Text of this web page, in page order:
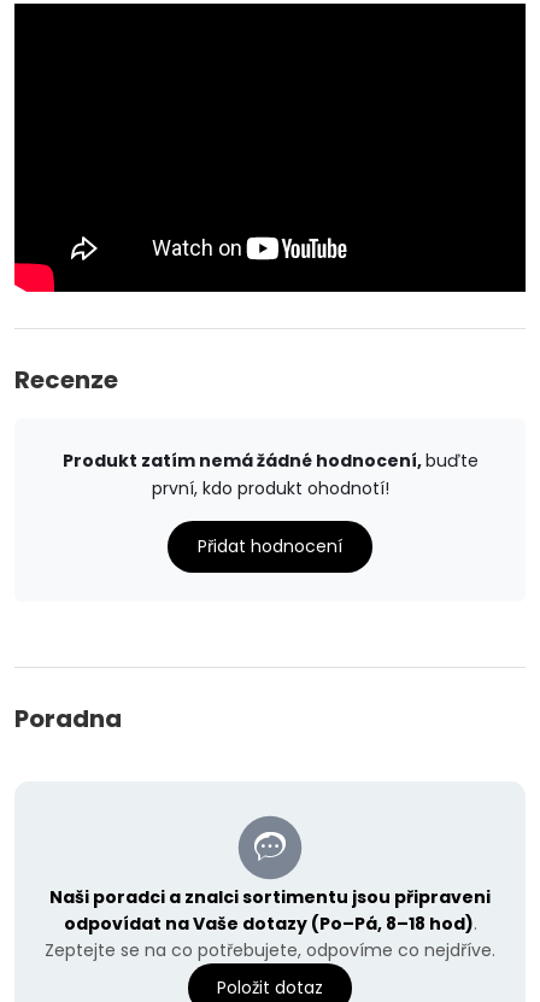
Recenze
Produkt zatím nemá žádné hodnocení,buďte
první, kdo produkt ohodnotí!
Přidat hodnocení
Poradna
Naši poradci a znalci sortimentu jsou připraveni
odpovídat na Vaše dotazy (Po–Pá, 8–18 hod).
Zeptejte se na co potřebujete, odpovíme co nejdříve.
Položit dotaz